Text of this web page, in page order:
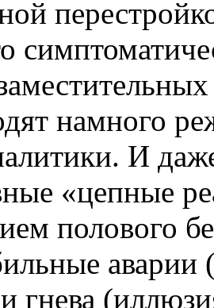
намного
И
«цепные
полового
аварии
гнева